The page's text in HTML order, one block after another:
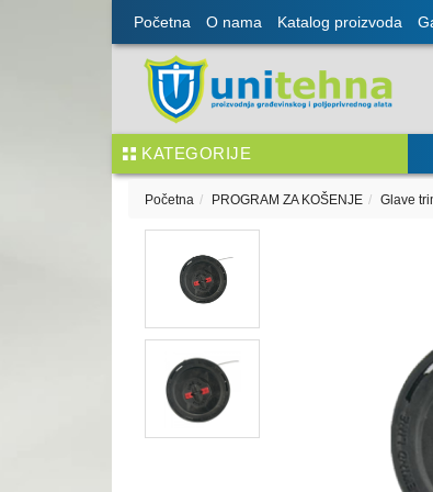
Početna O nama Katalog proizvoda
KATEGORIJE
Početna PROGRAM ZA KOŠENJE Glave